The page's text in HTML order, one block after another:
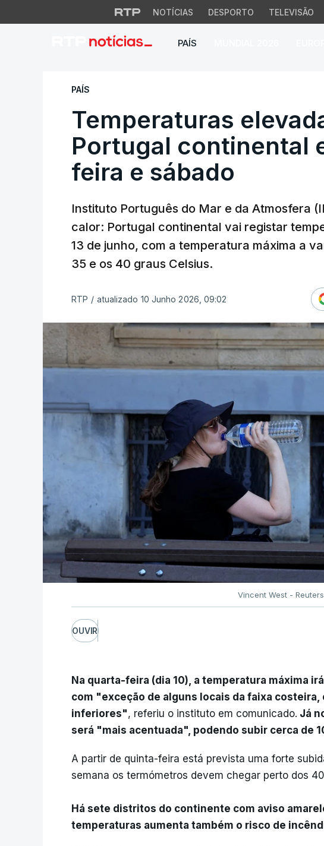
NOTÍCIAS DESPORTO TELEVISÃO
PAÍS
Temperaturas
PAÍS
Temperaturas
Portugal continental
feira e sábado
Instituto Português do Mar e da Atmosfera
calor: Portugal continental vai registar
13 de junho, com a temperatura máxima a
35 e os 40 graus Celsius.
RTP / atualizado 10 Junho 2026, 09:02
Vincent West - Reuters
OUVIR
Na quarta-feira (dia 10), a temperatura máxima
com "exceção de alguns locais da faixa
inferiores", referiu o instituto em comunicado. Já
será "mais acentuada", podendo subir cerca de
A partir de quinta-feira está prevista uma forte
semana os termómetros devem chegar perto dos
Há sete distritos do continente com aviso
temperaturas aumenta também o risco de